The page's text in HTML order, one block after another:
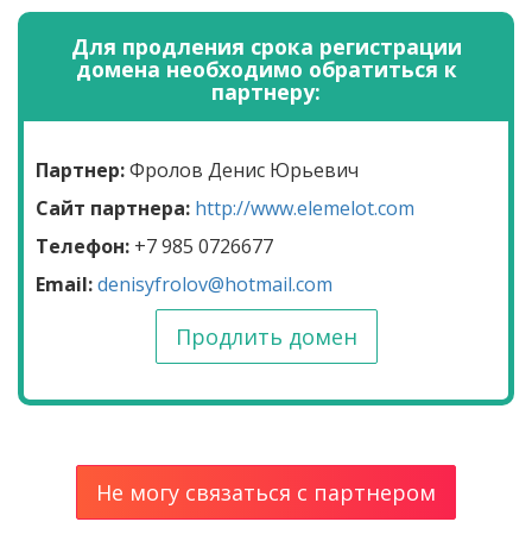
Для продления срока регистрации
домена необходимо обратиться к
партнеру:
Партнер:Фролов Денис Юрьевич
Сайт партнера: http://www.elemelot.com
Телефон: +7 985 0726677
Email:denisyfrolov@hotmail.com
Продлить домен
Не могу связаться с партнером